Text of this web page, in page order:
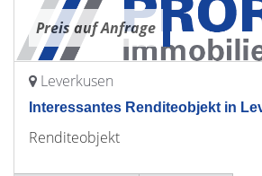
Preis auf Anfrage
Leverkusen
Interessantes Renditeobjekt in
Renditeobjekt